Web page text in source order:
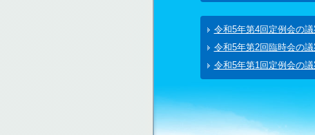
令和5年第4回定例会の
令和5年第2回臨時会の
令和5年第1回定例会の